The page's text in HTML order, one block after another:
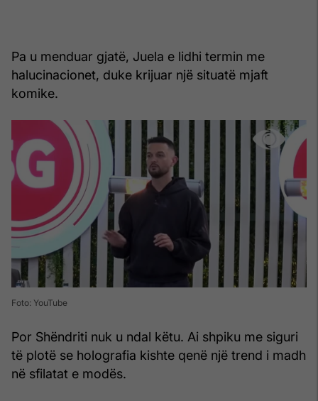
Pa u menduar gjatë, Juela e lidhi termin me
halucinacionet, duke krijuar një situatë mjaft
komike.
Foto: YouTube
Por Shëndriti nuk u ndal këtu. Ai shpiku me siguri
të plotë se holografia kishte qenë një trend i madh
në sfilatat e modës.